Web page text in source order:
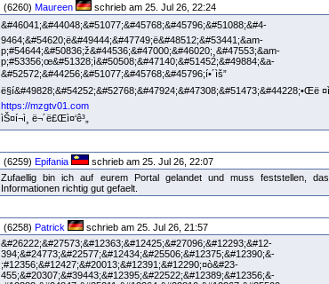
(6260) Maureen
schrieb am 25. Jul 26, 22:24
&#46041;&#44048;&#51077;&#45768;&#45796;&#51088;&#4-
9464;&#54620;ë&#49444;&#47749;ë&#48512;&#53441;&am-
p;#54644;&#50836;ž&#44536;&#47000;&#46020;¸&#47553;&am-
https://mzgtv01.com
ìŠ¤í¬ì¸ ë¬´ë£Œì¤‘ê³„
(6259) Epifania
schrieb am 25. Jul 26, 22:07
Zufaellig bin ich auf eurem Portal gelandet und muss feststellen,
Informationen richtig gut gefaelt.
(6258) Patrick
schrieb am 25. Jul 26, 21:57
&#26222;&#27573;&#12363;&#12425;&#27096;&#12293;&#12-
394;&#24773;&#22577;&#12434;&#25506;&#12375;&#12390;&-
;#12356;&#12427;&#20013;&#12391;&#12290;¤ò&#23-
455;&#20307;&#39443;&#12395;&#22522;&#12389;&#12356;&-